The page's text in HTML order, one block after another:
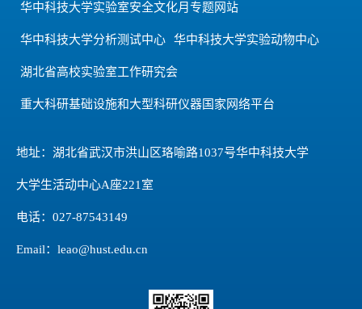
华中科技大学实验室安全文化月专题网站
华中科技大学分析测试中心 华中科技大学实验动物中心
湖北省高校实验室工作研究会
重大科研基础设施和大型科研仪器国家网络平台
地址：湖北省武汉市洪山区珞喻路1037号华中科技大学
大学生活动中心A座221室
电话：027-87543149
Email：leao@hust.edu.cn